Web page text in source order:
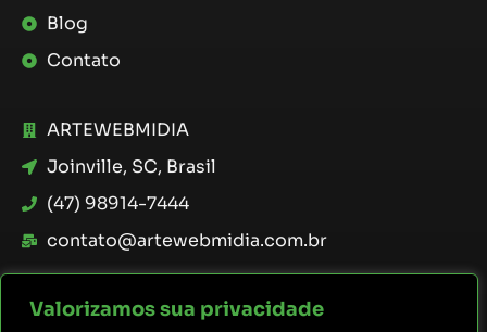
Valorizamos sua privacidade
Blog
Contato
ARTEWEBMIDIA
Joinville, SC, Brasil
(47) 98914-7444
contato@artewebmidia.com.br